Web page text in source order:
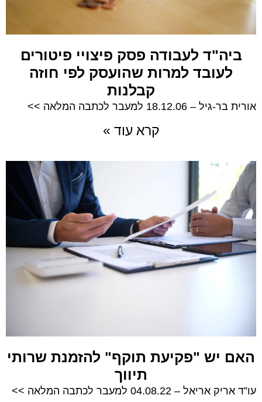
ביה"ד לעבודה פסק פיצויי פיטורים
לעובד למרות שהועסק לפי חוזה
קבלנות
אורית בר-גיל – 18.12.06 למעבר לכתבה המלאה >>
קרא עוד »
האם יש "פקיעת תוקף" להזמנת שרותי
תיווך
עו”ד אריק אריאל – 04.08.22 למעבר לכתבה המלאה >>